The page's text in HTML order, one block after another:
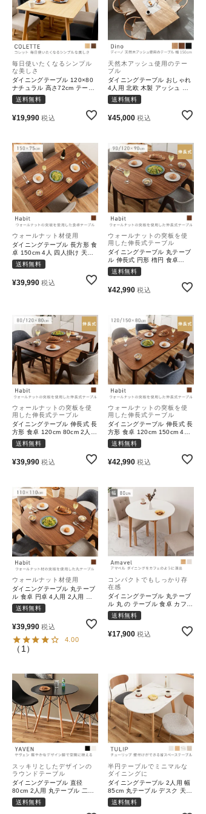
ご利用ガイド
プライバシーポリシー
特定商取引法について
会社概要
大口注文窓口
お問い合わせ
毎日使いたくなるシンプル
な美しさ
ダイニングテーブル 120×80
ナチュラル 高さ72cm テーブ
ル 単品 天然木 パイン シンプ
ル｜COLETTE
送料無料
¥19,990 税込
天然木アッシュ使用のテー
ブル
ダイニングテーブル おしゃれ
4人用 北欧 木製 アッシュ モ
ダン 食卓 幅150cm 4人掛け
四人 ファミリー｜Dino
送料無料
¥45,000 税込
ウォールナット材使用
ダイニングテーブル 長方形 食
卓 150cm 4人 四人掛け 天然
木 チーク ウォールナット マ
ホガニー ラバーウッド 組み立
送料無料
¥39,990 税込
ウォールナットの突板を使
用した伸長式テーブル
ダイニングテーブル 丸テーブ
ル 伸長式 円形 楕円 食卓
90cm 120cm 2人 天然木 ウォ
ールナット ラバーウッド 組み
送料無料
¥42,990 税込
ウォールナットの突板を使
用した伸長式テーブル
ダイニングテーブル 伸長式 長
方形 食卓 120cm 80cm 2人
天然木 ウォールナット ラバー
ウッド 組み立て｜Habit
送料無料
¥39,990 税込
ウォールナットの突板を使
用した伸長式テーブル
ダイニングテーブル 伸長式 長
方形 食卓 120cm 150cm 4人
天然木 ウォールナット ラバー
ウッド 組み立て｜Habit
送料無料
¥42,990 税込
ウォールナット材使用
ダイニングテーブル 丸テーブ
ル 食卓 円卓 4人用 2人用 丸
二人 四人｜Habit
送料無料
¥39,990 税込
4.00
（ 1 ）
コンパクトでもしっかり存
在感
ダイニングテーブル 丸テーブ
ル 丸 の テーブル 食卓 カフェ
テーブル 2人用 丸 白 二人｜
Amavel
送料無料
¥17,900 税込
スッキリとしたデザインの
ラウンドテーブル
ダイニングテーブル 直径
80cm 2人用 丸テーブル 二人
掛け おしゃれ 天然木 ビーチ
スチール アジャスター ナチュ
送料無料
半円テーブルでミニマルな
ダイニングに
ダイニングテーブル 2人用 幅
85cm 丸テーブル デスク 天然
木 パイン 組み立て 省スペー
ス 北欧 モダン ナチュラル｜
送料無料